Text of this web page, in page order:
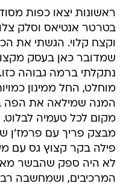
ראשונות יצאו כפות
בטרטר אנטיאס וסלק
וקצח קלוי. הגשתי את
שמדובר כאן בעסק
נתקלתי ברמה גבוהה
מוחלט, החל ממינון
המנה שמילאה את הפה
מקום לכל טעמיה
מבצק פריך עם פרמז'ן
פילה בקר קצוץ גס עם
לא היה ספק שהבשר
המרכיבים, ושמחשבה